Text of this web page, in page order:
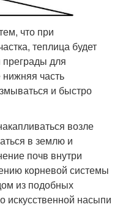
что при
теплица будет
преграды для
часть
и быстро
возле
в землю и
почв внутри
корневой системы
из подобных
искусственной насыпи